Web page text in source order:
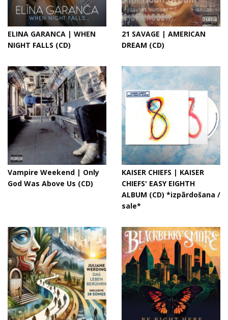
ELINA GARANCA | WHEN
NIGHT FALLS (CD)
21 SAVAGE | AMERICAN
DREAM (CD)
Vampire Weekend | Only
God Was Above Us (CD)
KAISER CHIEFS | KAISER
CHIEFS' EASY EIGHTH
ALBUM (CD) *izpārdošana /
sale*